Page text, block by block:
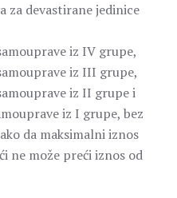
za devastirane jedinice
iz IV grupe,
iz III grupe,
iz II grupe i
iz I grupe, bez
da maksimalni iznos
ne može preći iznos od